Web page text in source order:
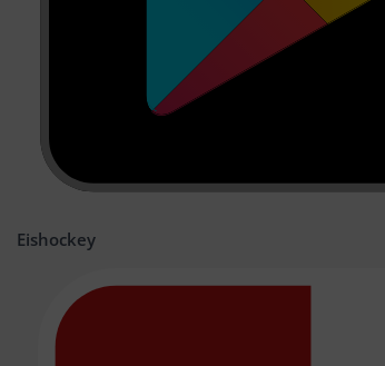
Eishockey